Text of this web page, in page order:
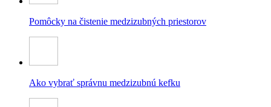
Pomôcky na čistenie medzizubných priestorov
Ako vybrať správnu medzizubnú kefku